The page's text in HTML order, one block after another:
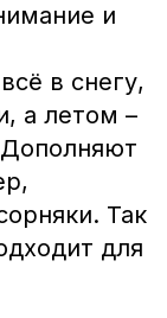
и
в снегу,
а летом –
Так
для